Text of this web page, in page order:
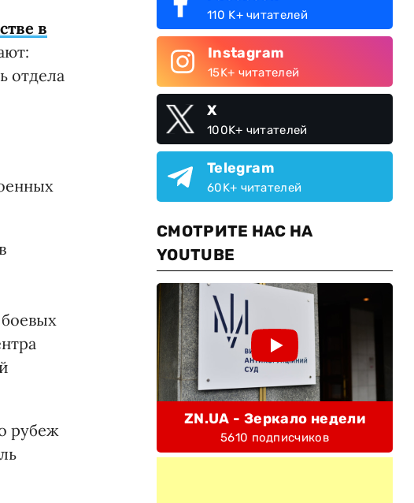
в
отдела
рубеж
110 K+ читателей
Instagram
15K+ читателей
X
100K+ читателей
Telegram
60K+ читателей
СМОТРИТЕ НАС НА
YOUTUBE
ZN.UA - Зеркало недели
5610 подписчиков